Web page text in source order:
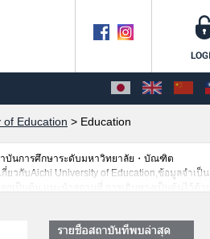
of Education > Education
ถาบันการศึกษาระดับมหาวิทยาลัย・บัณฑิต
วกับAichi University of Education,ข้อมูลจำเป็น